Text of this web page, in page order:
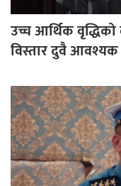
उच्च आर्थिक वृद्धिको
विस्तार दुवै आवश्यक